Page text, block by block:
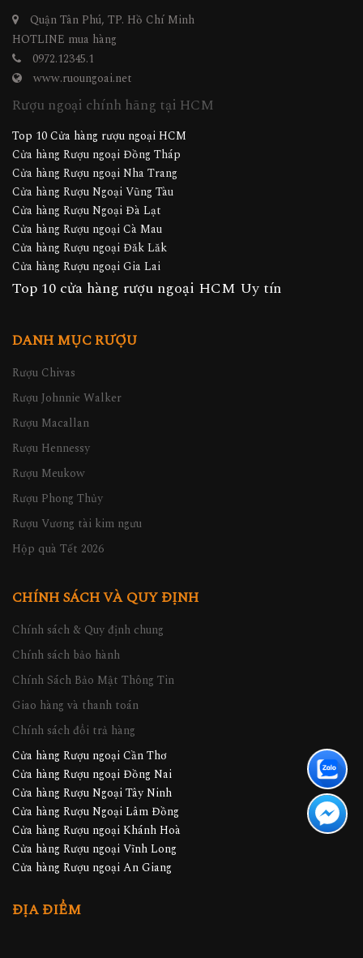
Quận Tân Phú, TP. Hồ Chí Minh
HOTLINE mua hàng
0972.12345.1
www.ruoungoai.net
Rượu ngoại chính hãng tại HCM
Top 10 Cửa hàng rượu ngoại HCM
Cửa hàng Rượu ngoại Đồng Tháp
Cửa hàng Rượu ngoại Nha Trang
Cửa hàng Rượu Ngoại Vũng Tàu
Cửa hàng Rượu Ngoại Đà Lạt
Cửa hàng Rượu ngoại Cà Mau
Cửa hàng Rượu ngoại Đăk Lăk
Cửa hàng Rượu ngoại Gia Lai
Top 10 cửa hàng rượu ngoại HCM Uy tín
DANH MỤC RƯỢU
Rượu Chivas
Rượu Johnnie Walker
Rượu Macallan
Rượu Hennessy
Rượu Meukow
Rượu Phong Thủy
Rượu Vương tài kim ngưu
Hộp quà Tết 2026
CHÍNH SÁCH VÀ QUY ĐỊNH
Chính sách & Quy định chung
Chính sách bảo hành
Chính Sách Bảo Mật Thông Tin
Giao hàng và thanh toán
Chính sách đổi trả hàng
Cửa hàng Rượu ngoại Cần Thơ
Cửa hàng Rượu ngoại Đồng Nai
Cửa hàng Rượu Ngoại Tây Ninh
Cửa hàng Rượu Ngoại Lâm Đồng
Cửa hàng Rượu ngoại Khánh Hoà
Cửa hàng Rượu ngoại Vĩnh Long
Cửa hàng Rượu ngoại An Giang
ĐỊA ĐIỂM